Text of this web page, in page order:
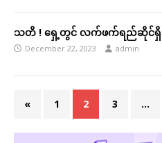
သတိ ! ရှေ့တွင် လက်ဖက်ရည်ဆိုင်ရှိ
December 22, 2023 admin
« 1 2 3 …